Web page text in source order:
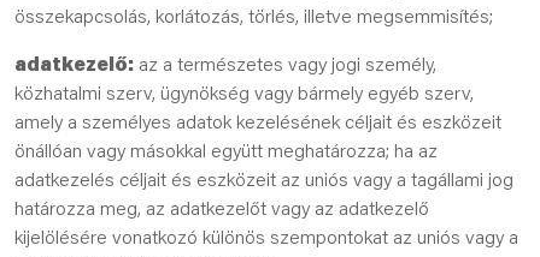
összekapcsolás, korlátozás, törlés, illetve megsemmisítés;
adatkezelő: az a természetes vagy jogi személy,
közhatalmi szerv, ügynökség vagy bármely egyéb szerv,
amely a személyes adatok kezelésének céljait és eszközeit
önállóan vagy másokkal együtt meghatározza; ha az
adatkezelés céljait és eszközeit az uniós vagy a tagállami jog
határozza meg, az adatkezelőt vagy az adatkezelő
kijelölésére vonatkozó különös szempontokat az uniós vagy a